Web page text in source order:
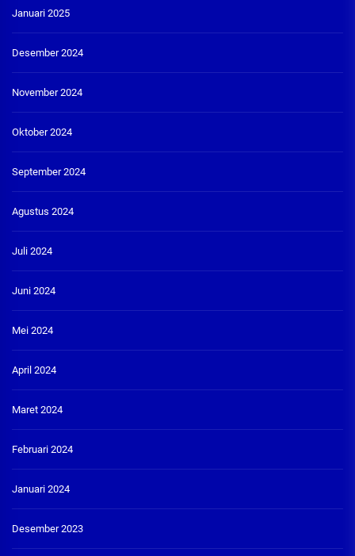
Januari 2025
Desember 2024
November 2024
Oktober 2024
September 2024
Agustus 2024
Juli 2024
Juni 2024
Mei 2024
April 2024
Maret 2024
Februari 2024
Januari 2024
Desember 2023